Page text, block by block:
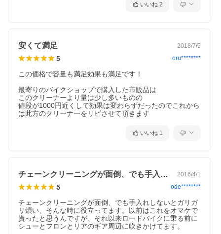
●2WAYキャップ
いいね 2
安くて満足 2018/7/5
5 oru********
この価格で容量も満足効果も満足です！
最寄りのバイクショップで購入した市販品は
このクリーナーより量は少し多いものの
値段が1000円近くして効果は変わらずだったのでこれから
は此方のクリーナーをリピさせて頂きます
いいね 1
チェーンクリーニングが面倒、でも手入れ… 2016/4/1
5 ode********
チェーンクリーニングが面倒、でも手入れしないとガリガ
リ煩い、そんな時に役立ってます。以前はこれをオマケで
貰ったと思うんですが、それ以来ロードバイクに乗る前に
シューとフロンとリアのギア周辺に吹きかけてます。